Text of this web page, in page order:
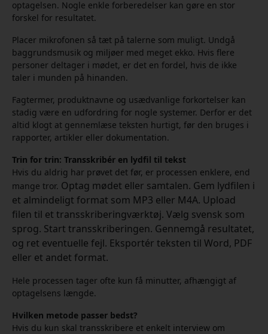
optagelsen. Nogle enkle forberedelser kan gøre en stor
forskel for resultatet.
Placer mikrofonen så tæt på talerne som muligt. Undgå
baggrundsmusik og miljøer med meget ekko. Hvis flere
personer deltager i mødet, er det en fordel, hvis de ikke
taler i munden på hinanden.
Fagtermer, produktnavne og usædvanlige forkortelser kan
stadig være en udfordring for nogle systemer. Derfor er det
altid klogt at gennemlæse teksten hurtigt, før den bruges i
rapporter, artikler eller dokumentation.
Trin for trin: Transskribér en lydfil til tekst
Hvis du aldrig har prøvet det før, er processen enklere, end
mange tror. Optag mødet eller samtalen. Gem lydfilen i
et almindeligt format som MP3 eller M4A. Upload
filen til et transskriberingværktøj. Vælg svensk som
sprog. Start transskriberingen. Gennemgå resultatet,
og ret eventuelle fejl. Eksportér teksten til Word, PDF
eller et andet format.
Hele processen tager ofte kun få minutter, afhængigt af
optagelsens længde.
Hvilken metode passer bedst?
Hvis du kun skal transskribere et enkelt interview om